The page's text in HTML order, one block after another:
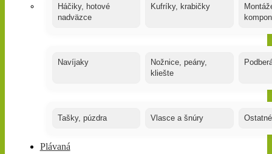
Háčiky, hotové
nadväzce
Kufríky, krabičky
Navíjaky
Nožnice, peány,
kliešte
Tašky, púzdra Vlasce a šnúry
Plávaná